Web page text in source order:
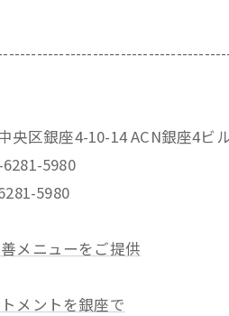
央区銀座4-10-14 ACN銀座4ビ
5980
5980
メニューをご提供
メントを銀座で